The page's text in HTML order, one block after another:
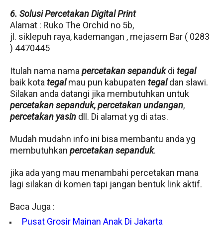
6. Solusi Percetakan Digital Print
Alamat : Ruko The Orchid no 5b,
jl. siklepuh raya, kademangan , mejasem Bar ( 0283
) 4470445
Itulah nama nama percetakan sepandukdi tegal
baik kota tegalmau pun kabupaten tegaldan slawi.
Silakan anda datangi jika membutuhkan untuk
percetakan sepanduk,percetakan undangan,
percetakan yasin dll. Di alamat yg di atas.
Mudah mudahn info ini bisa membantu anda yg
membutuhkan percetakan sepanduk.
jika ada yang mau menambahi percetakan mana
lagi silakan di komen tapi jangan bentuk link aktif.
Baca Juga :
Pusat Grosir Mainan Anak Di Jakarta